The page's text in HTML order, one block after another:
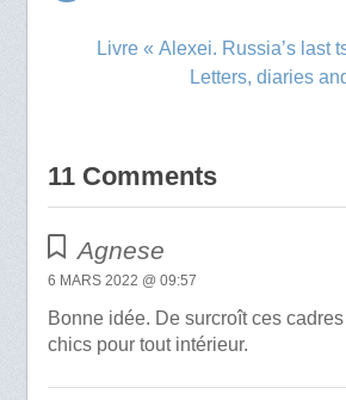
Livre « Alexei. Russia’s last
Letters, diaries
11 Comments
Agnese
6 MARS 2022 @ 09:57
Bonne idée. De surcroît ces
chics pour tout intérieur.